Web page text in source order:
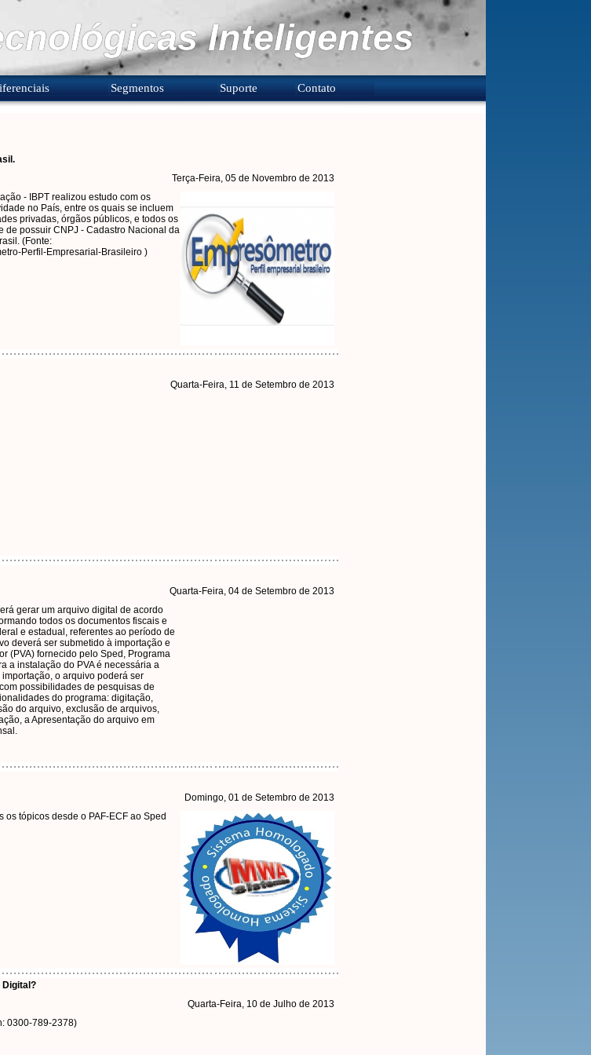
Inteligentes
Segmentos Suporte Contato
Terça-Feira, 05 de Novembro de 2013
- IBPT realizou estudo com os
no País, entre os quais se incluem
privadas, órgãos públicos, e todos os
de possuir CNPJ - Cadastro Nacional da
(Fonte:
Perfil-Empresarial-Brasileiro )
Quarta-Feira, 11 de Setembro de 2013
Quarta-Feira, 04 de Setembro de 2013
gerar um arquivo digital de acordo
todos os documentos fiscais e
e estadual, referentes ao período de
deverá ser submetido à importação e
(PVA) fornecido pelo Sped, Programa
a instalação do PVA é necessária a
o arquivo poderá ser
possibilidades de pesquisas de
do programa: digitação,
do arquivo, exclusão de arquivos,
a Apresentação do arquivo em
Domingo, 01 de Setembro de 2013
os tópicos desde o PAF-ECF ao Sped
Digital?
Quarta-Feira, 10 de Julho de 2013
0300-789-2378)